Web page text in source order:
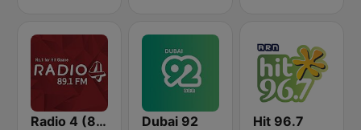
Radio 4 (89.1) Dubai 92 Hit 96.7